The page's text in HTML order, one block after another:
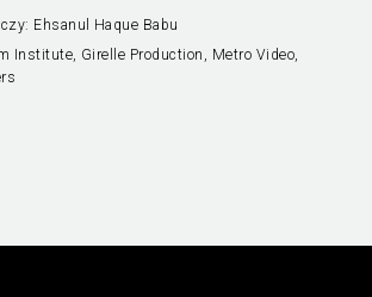
Ehsanul Haque Babu
Institute, Girelle Production, Metro Video,